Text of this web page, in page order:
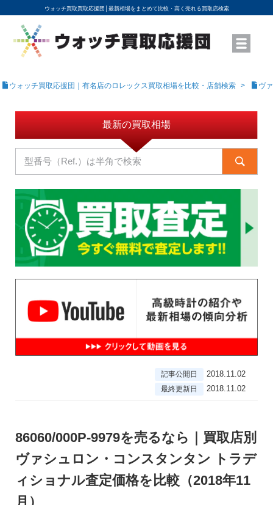
ウォッチ買取買取応援団│ 最新相場をまとめて比較・高く売れる買取店検索
YouTubeで動画を公開中
ROLEXモデル名から買取相場を調べる
高級時計ブランド名から買取相場を調べる
地域から買取店を探す
店舗名から買取店を探す
ブランド時計を高く売る方法
買取査定を依頼する
ウォッチ買取応援団｜有名店のロレックス買取相場を比較・店舗検索 ヴ
最新の買取相場
記事公開日 2018.11.02
最終更新日 2018.11.02
86060/000P-9979を売るなら｜買取店別
ヴァシュロン・コンスタンタン トラデ
ィショナル査定価格を比較（2018年11
月）